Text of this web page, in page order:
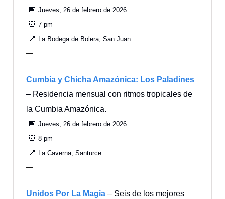
📅 Jueves, 26 de febrero de 2026
⏰ 7 pm
📍 La Bodega de Bolera, San Juan
—
Cumbia y Chicha Amazónica: Los Paladines
– Residencia mensual con ritmos tropicales de
la Cumbia Amazónica.
📅 Jueves, 26 de febrero de 2026
⏰ 8 pm
📍 La Caverna, Santurce
—
Unidos Por La Magia – Seis de los mejores